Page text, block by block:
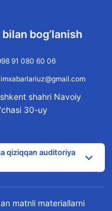
bilan bog’lanish
91 080 60 06
shahri Navoiy
30-uy
qiziqqan auditoriya
matnli materiallarni